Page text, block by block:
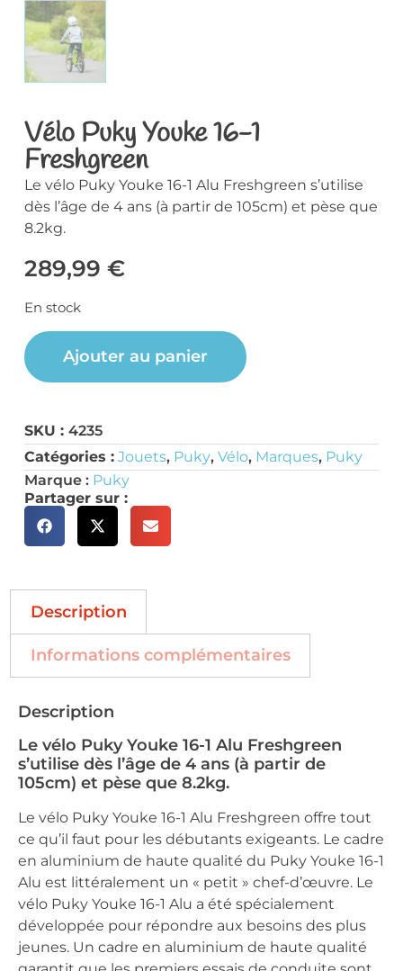
Vélo Puky Youke 16-1
Freshgreen
Le vélo Puky Youke 16-1 Alu Freshgreen s’utilise
dès l’âge de 4 ans (à partir de 105cm) et pèse que
8.2kg.
289,99 €
En stock
Ajouter au panier
SKU : 4235
Catégories : Jouets, Puky, Vélo, Marques, Puky
Marque : Puky
Partager sur :
Description
Informations complémentaires
Description
Le vélo Puky Youke 16-1 Alu Freshgreen
s’utilise dès l’âge de 4 ans (à partir de
105cm) et pèse que 8.2kg.
Le vélo Puky Youke 16-1 Alu Freshgreen offre tout
ce qu’il faut pour les débutants exigeants. Le cadre
en aluminium de haute qualité du Puky Youke 16-1
Alu est littéralement un « petit » chef-d’œuvre. Le
vélo Puky Youke 16-1 Alu a été spécialement
développée pour répondre aux besoins des plus
jeunes. Un cadre en aluminium de haute qualité